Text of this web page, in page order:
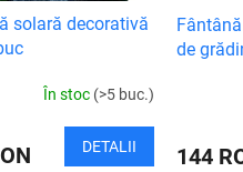
solară decorativă
În stoc (>5 buc.)
DETALII
de
144